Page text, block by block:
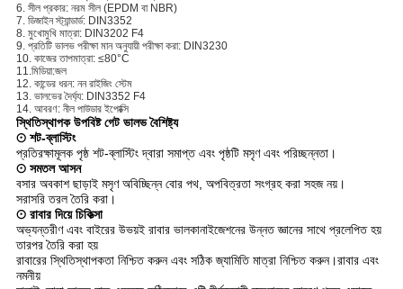
6. সীল প্রকার: নরম সীল (EPDM বা NBR)
7. ডিজাইন স্ট্যান্ডার্ড: DIN3352
8. মুখোমুখি মাত্রা: DIN3202 F4
9. প্রতিটি ভালভ পরীক্ষা মান অনুযায়ী পরীক্ষা করা: DIN3230
10. কাজের তাপমাত্রা: ≤80°C
11.মিডিয়া:জল
12. কান্ডের ধরন: নন রাইজিং স্টেম
13. ভালভের দৈর্ঘ্য: DIN3352 F4
14. আবরণ: নীল পাউডার ইপোক্সি
স্থিতিস্থাপক উপবিষ্ট গেট ভালভ বৈশিষ্ট্য
⊙ শট-ব্লাস্টিং
প্রতিরক্ষামূলক পৃষ্ঠ শট-ব্লাস্টিং দ্বারা সমাপ্ত এবং পৃষ্ঠটি মসৃণ এবং পরিচ্ছন্নতা।
⊙ সমতল আসন
বসার অবকাশ ছাড়াই মসৃণ অবিচ্ছিন্ন বোর পথ, অপবিত্রতা সংগ্রহ করা সহজ নয়।
সরাসরি তরল তৈরি করা।
⊙ রাবার দিয়ে চিকিত্সা
অভ্যন্তরীণ এবং বাইরের উভয়ই রাবার ভালকানাইজেশনের উন্নত জ্ঞানের সাথে প্রলেপিত হয়
তারপর তৈরি করা হয়
রাবারের স্থিতিস্থাপকতা নিশ্চিত করুন এবং সঠিক জ্যামিতি মাত্রা নিশ্চিত করুন।রাবার এবং
নমনীয়